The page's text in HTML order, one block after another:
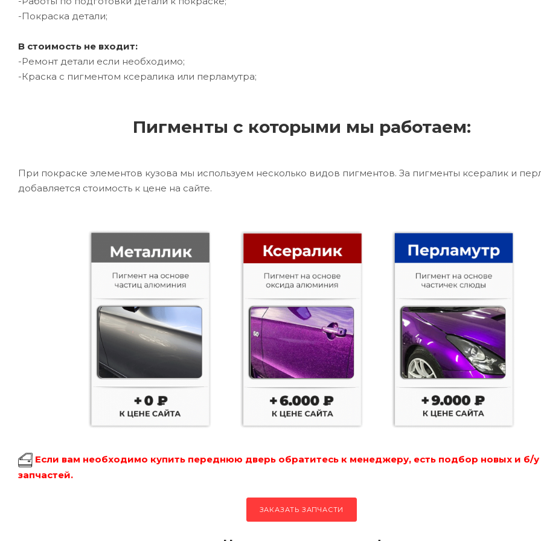
-Покраска детали;
В стоимость не входит:
-Ремонт детали если необходимо;
-Краска с пигментом ксералика или перламутра;
Пигменты с которыми мы работаем:
При покраске элементов кузова мы используем несколько видов пигментов. За пигменты ксералик и
добавляется стоимость к цене на сайте.
Если вам необходимо купить переднюю дверь обратитесь к менеджеру, есть подбор новых и б/у
запчастей.
ЗАКАЗАТЬ ЗАПЧАСТИ